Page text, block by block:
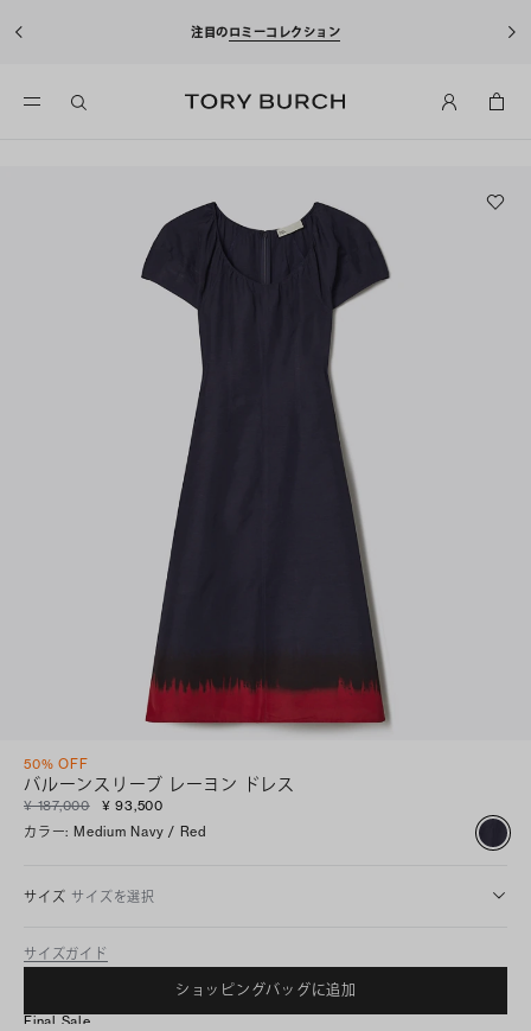
注目のロミーコレクション
50% OFF
バルーンスリーブ レーヨン ドレス
¥ 187,000
¥ 93,500
カラー: Medium Navy / Red
サイズ サイズを選択
サイズガイド
ショッピングバッグに追加
Final Sale